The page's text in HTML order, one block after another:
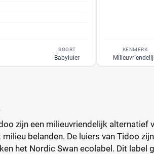
SOORT
Babyluier
KENMERK
zijn een milieuvriendelijk
belanden. De luiers van Tidoo
het Nordic Swan ecolabel. Dit